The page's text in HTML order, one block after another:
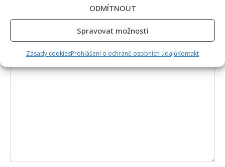
ODMÍTNOUT
Spravovat možnosti
Zásady cookiesProhlášení o ochraně osobních údajůKontakt
Vaše e-mailová adresa nebude zveřejněna.
Vyžadované informace jsou označeny*
Komentář